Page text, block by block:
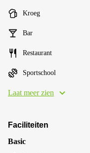
Kroeg
Bar
Restaurant
Sportschool
Laat meer zien
Faciliteiten
Basic